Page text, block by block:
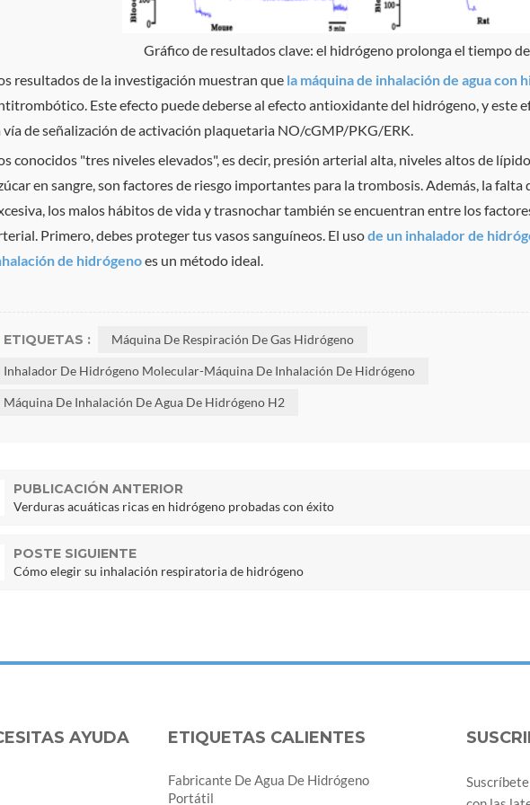
Gráfico de resultados clave: el hidrógeno prolonga el tiempo
resultados de la investigación muestran que la máquina de inhalación de agua con
Este efecto puede deberse al efecto antioxidante del hidrógeno, y este
vía de señalización de activación plaquetaria NO/cGMP/PKG/ERK.
conocidos "tres niveles elevados", es decir, presión arterial alta, niveles altos de
en sangre, son factores de riesgo importantes para la trombosis. Además, la falta
los malos hábitos de vida y trasnochar también se encuentran entre los
Primero, debes proteger tus vasos sanguíneos. El usode un inhalador de
de hidrógenoes un método ideal.
ETIQUETAS : Máquina De Respiración De Gas Hidrógeno
Inhalador De Hidrógeno Molecular-Máquina De Inhalación De Hidrógeno
Máquina De Inhalación De Agua De Hidrógeno H2
PUBLICACIÓN ANTERIOR
Verduras acuáticas ricas en hidrógeno probadas con éxito
POSTE SIGUIENTE
Cómo elegir su inhalación respiratoria de hidrógeno
AYUDA ETIQUETAS CALIENTES
Fabricante De Agua De Hidrógeno
Portátil